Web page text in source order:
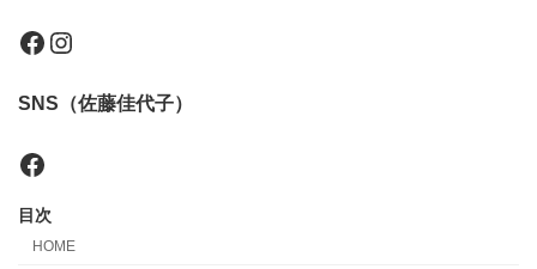
Facebook
Instagram
SNS（佐藤佳代子）
Facebook
目次
HOME